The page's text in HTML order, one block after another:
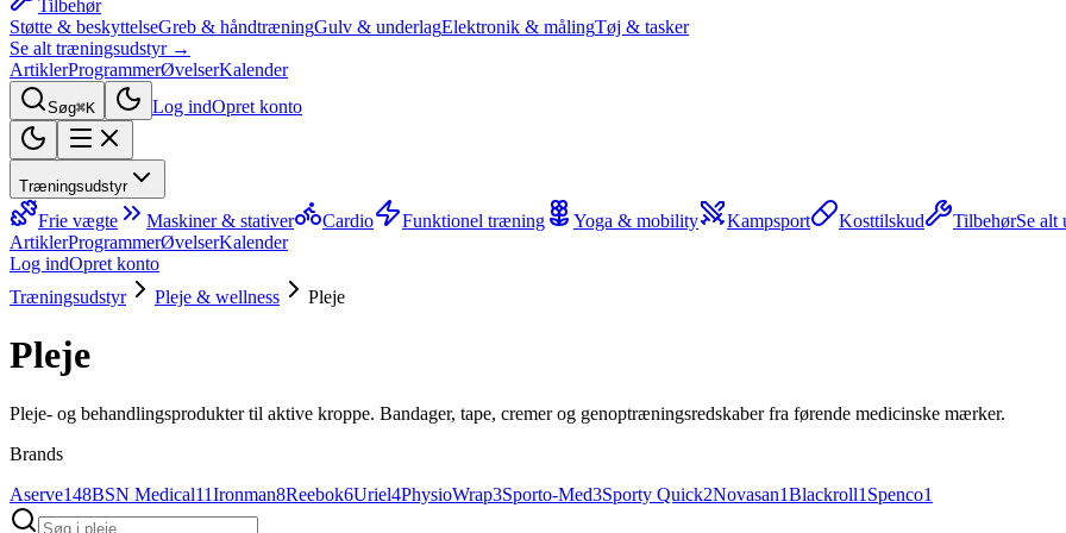
Tilbehør
Støtte & beskyttelseGreb & håndtræningGulv & underlagElektronik & målingTøj & tasker
Se alt træningsudstyr →
ArtiklerProgrammerØvelserKalender
Søg⌘K Log indOpret konto
Træningsudstyr
Frie vægte Maskiner & stativer Cardio Funktionel træning Yoga & mobility Kampsport Kosttilskud TilbehørSe alt
ArtiklerProgrammerØvelserKalender
Log indOpret konto
Træningsudstyr
Pleje & wellness Pleje
Pleje
Pleje- og behandlingsprodukter til aktive kroppe. Bandager, tape, cremer og genoptræningsredskaber fra førende medicinske mærker.
Brands
Aserve148BSN Medical11Ironman8Reebok6Uriel4PhysioWrap3Sporto-Med3Sporty Quick2Novasan1Blackroll1 Spenco1